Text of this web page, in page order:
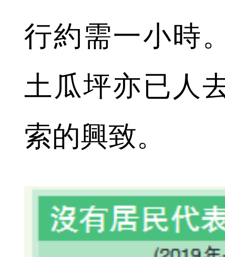
行約需一小時
土瓜坪亦已人
索的興致。